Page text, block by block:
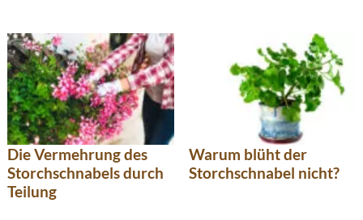
Die Vermehrung des
Storchschnabels durch
Teilung
Warum blüht der
Storchschnabel nicht?